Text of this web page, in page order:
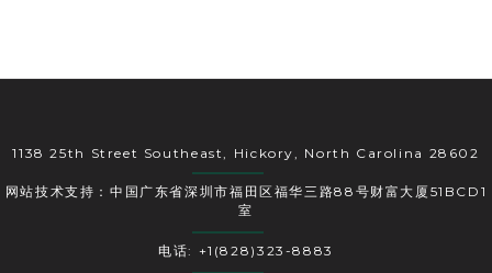
1138 25th Street Southeast, Hickory, North Carolina 28602
网站技术支持：中国广东省深圳市福田区福华三路88号财富大厦51BCD1
室
电话: +1(828)323-8883